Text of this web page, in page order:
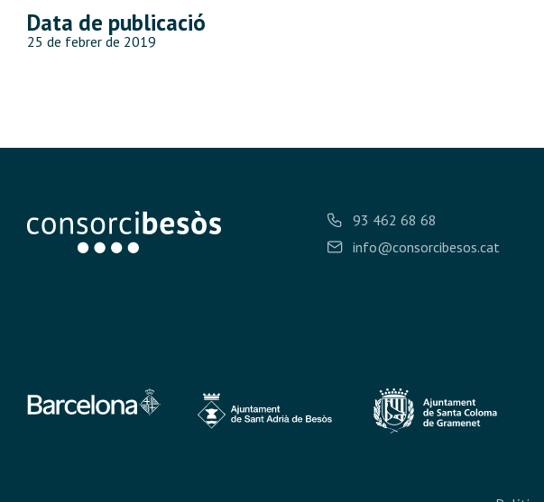
Data de publicació
25 de febrer de 2019
93 462 68 68
info@consorcibesos.cat